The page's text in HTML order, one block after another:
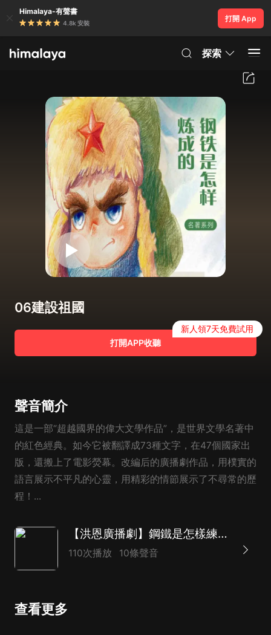
Himalaya-有聲書
4.8k 安裝
打開 App
探索
06建設祖國
打開APP收聽
新人領7天免費試用
聲音簡介
這是一部“超越國界的偉大文學作品”，是世界文學名著中
的紅色經典。如今它被翻譯成73種文字，在47個國家出
版，還搬上了電影熒幕。改編后的廣播劇作品，用樸實的
語言展示不平凡的心靈，用精彩的情節展示了不尋常的歷
程！...
【洪恩廣播劇】鋼鐵是怎樣練成的
110次播放 10條聲音
查看更多